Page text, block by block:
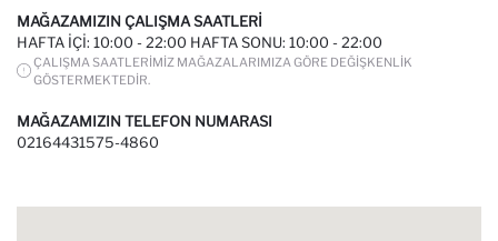
MAĞAZAMIZIN ÇALIŞMA SAATLERI
HAFTA IÇI: 10:00 - 22:00 HAFTA SONU: 10:00 - 22:00
ÇALIŞMA SAATLERIMIZ MAĞAZALARIMIZA GÖRE DEĞIŞKENLIK
GÖSTERMEKTEDIR.
MAĞAZAMIZIN TELEFON NUMARASI
02164431575-4860